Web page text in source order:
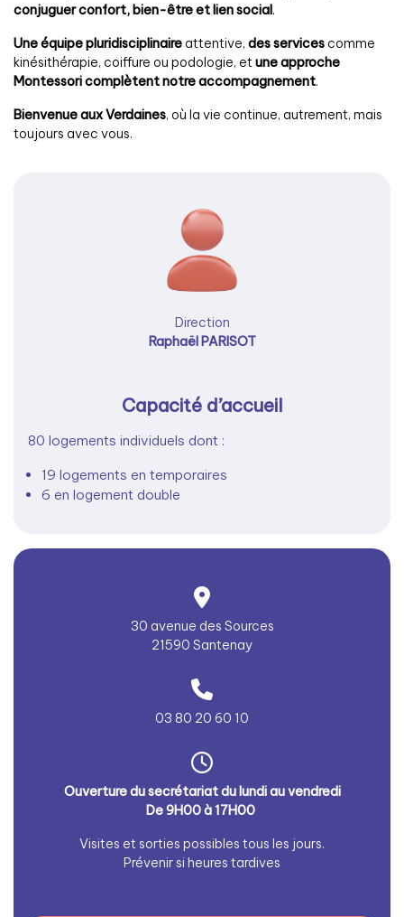
conjuguer confort, bien-être et lien social.
Une équipe pluridisciplinaire attentive, des services comme
kinésithérapie, coiffure ou podologie, et une approche
Montessori complètent notre accompagnement.
Bienvenue aux Verdaines, où la vie continue, autrement, mais
toujours avec vous.
Direction
Raphaël PARISOT
Capacité d’accueil
80 logements individuels dont :
19 logements en temporaires
6 en logement double
30 avenue des Sources
21590 Santenay
03 80 20 60 10
Ouverture du secrétariat du lundi au vendredi
De 9H00 à 17H00
Visites et sorties possibles tous les jours.
Prévenir si heures tardives